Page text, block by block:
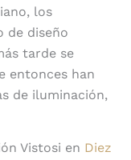
los
de diseño
tarde se
entonces han
de iluminación,
Vistosi en Diez